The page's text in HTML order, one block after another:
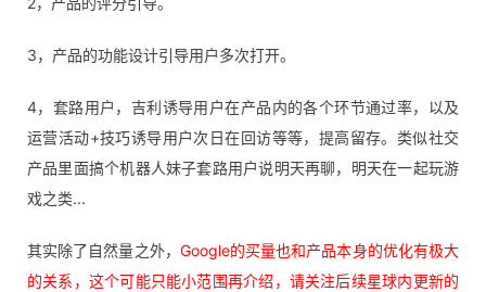
3，产品的功能设计引导用户多次打开。
4，套路用户，吉利诱导用户在产品内的各个环节通过率，以及
运营活动+技巧诱导用户次日在回访等等，提高留存。类似社交
产品里面搞个机器人妹子套路用户说明天再聊，明天在一起玩游
戏之类...
其实除了自然量之外， Google的买量也和产品本身的优化有极大
的关系，这个可能只能小范围再介绍，请关注后续星球内更新的